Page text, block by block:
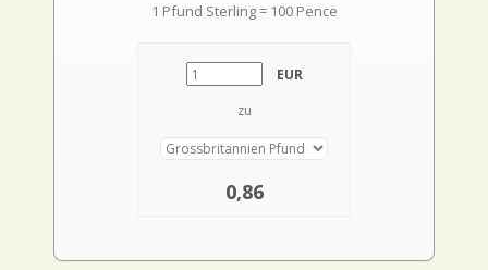
1 Pfund Sterling = 100 Pence
EUR
zu
0,86